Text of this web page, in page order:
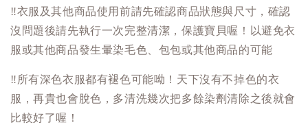
‼️衣服及其他商品使用前請先確認商品狀態與尺寸，確認
沒問題後請先執行一次完整清潔，保護寶貝喔！以避免衣
服或其他商品發生暈染毛色、包包或其他商品的可能
‼️ 所有深色衣服都有褪色可能呦！天下沒有不掉色的衣
服，再貴也會脫色，多清洗幾次把多餘染劑清除之後就會
比較好了喔！